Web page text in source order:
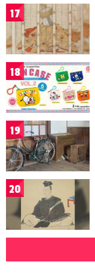
17
18
19
20